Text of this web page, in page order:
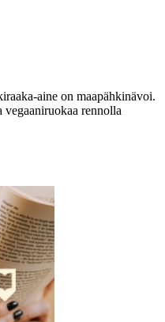
aine on maapähkinävoi.
rennolla